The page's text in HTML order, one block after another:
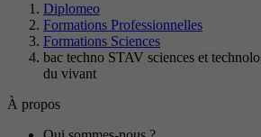
Diplomeo
Formations Professionnelles
Formations Sciences
bac techno STAV sciences et
du vivant
À propos